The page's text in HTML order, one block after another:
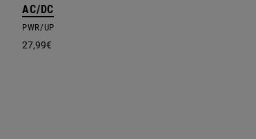
AC/DC
PWR/UP
27,99€